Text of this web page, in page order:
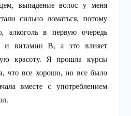
выпадение волос у меня
сильно ломаться, потому
алкоголь в первую очередь
и витамин В, а это влияет
красоту. Я прошла курсы
что все хорошо, но все было
вместе с употреблением